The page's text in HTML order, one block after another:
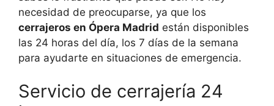
necesidad de preocuparse, ya que los
cerrajeros en Ópera Madrid están disponibles
las 24 horas del día, los 7 días de la semana
para ayudarte en situaciones de emergencia.
Servicio de cerrajería 24